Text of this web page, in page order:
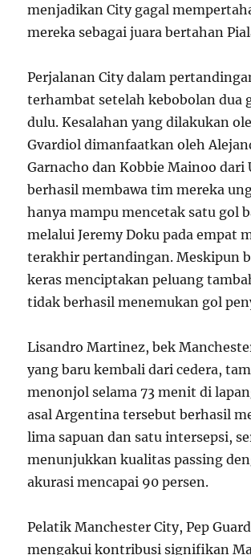
menjadikan City gagal
mereka sebagai juara bertahan
Perjalanan City dalam
terhambat setelah kebobolan dua
dulu. Kesalahan yang dilakukan
Gvardiol dimanfaatkan oleh
Garnacho dan Kobbie Mainoo dari
berhasil membawa tim mereka
hanya mampu mencetak satu gol
melalui Jeremy Doku pada empat
terakhir pertandingan. Meskipun
keras menciptakan peluang
tidak berhasil menemukan gol
Lisandro Martinez, bek
yang baru kembali dari cedera,
menonjol selama 73 menit di
asal Argentina tersebut berhasil
lima sapuan dan satu intersepsi,
menunjukkan kualitas passing
akurasi mencapai 90 persen.
Pelatik Manchester City, Pep
mengakui kontribusi signifikan